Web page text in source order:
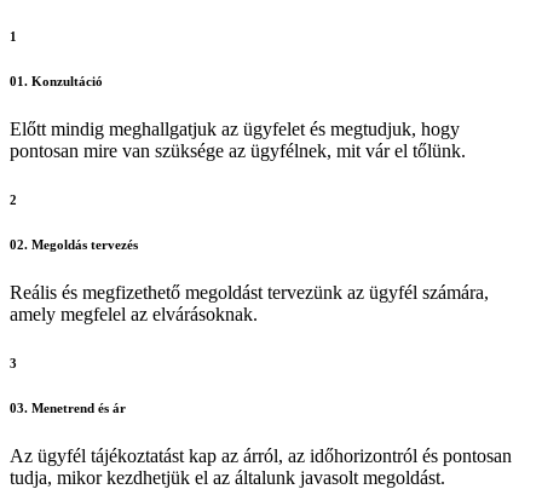
1
01. Konzultáció
Előtt mindig meghallgatjuk az ügyfelet és megtudjuk, hogy
pontosan mire van szüksége az ügyfélnek, mit vár el tőlünk.
2
02. Megoldás tervezés
Reális és megfizethető megoldást tervezünk az ügyfél számára,
amely megfelel az elvárásoknak.
3
03. Menetrend és ár
Az ügyfél tájékoztatást kap az árról, az időhorizontról és pontosan
tudja, mikor kezdhetjük el az általunk javasolt megoldást.